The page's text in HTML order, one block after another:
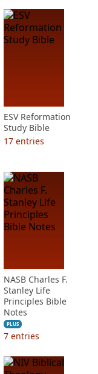
ESV Reformation
Study Bible
17 entries
NASB Charles F.
Stanley Life
Principles Bible
Notes
PLUS
7 entries